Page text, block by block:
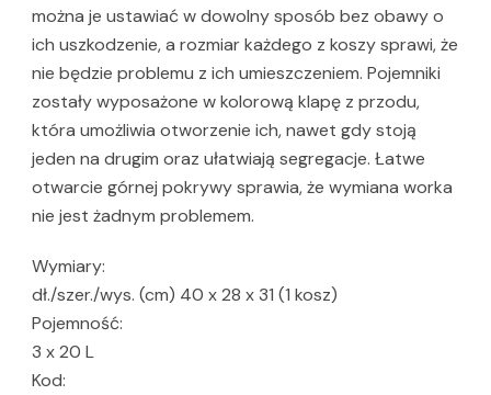
można je ustawiać w dowolny sposób bez obawy o
ich uszkodzenie, a rozmiar każdego z koszy sprawi, że
nie będzie problemu z ich umieszczeniem. Pojemniki
zostały wyposażone w kolorową klapę z przodu,
która umożliwia otworzenie ich, nawet gdy stoją
jeden na drugim oraz ułatwiają segregacje. Łatwe
otwarcie górnej pokrywy sprawia, że wymiana worka
nie jest żadnym problemem.
Wymiary:
dł./szer./wys. (cm) 40 x 28 x 31 (1 kosz)
Pojemność:
3 x 20 L
Kod: